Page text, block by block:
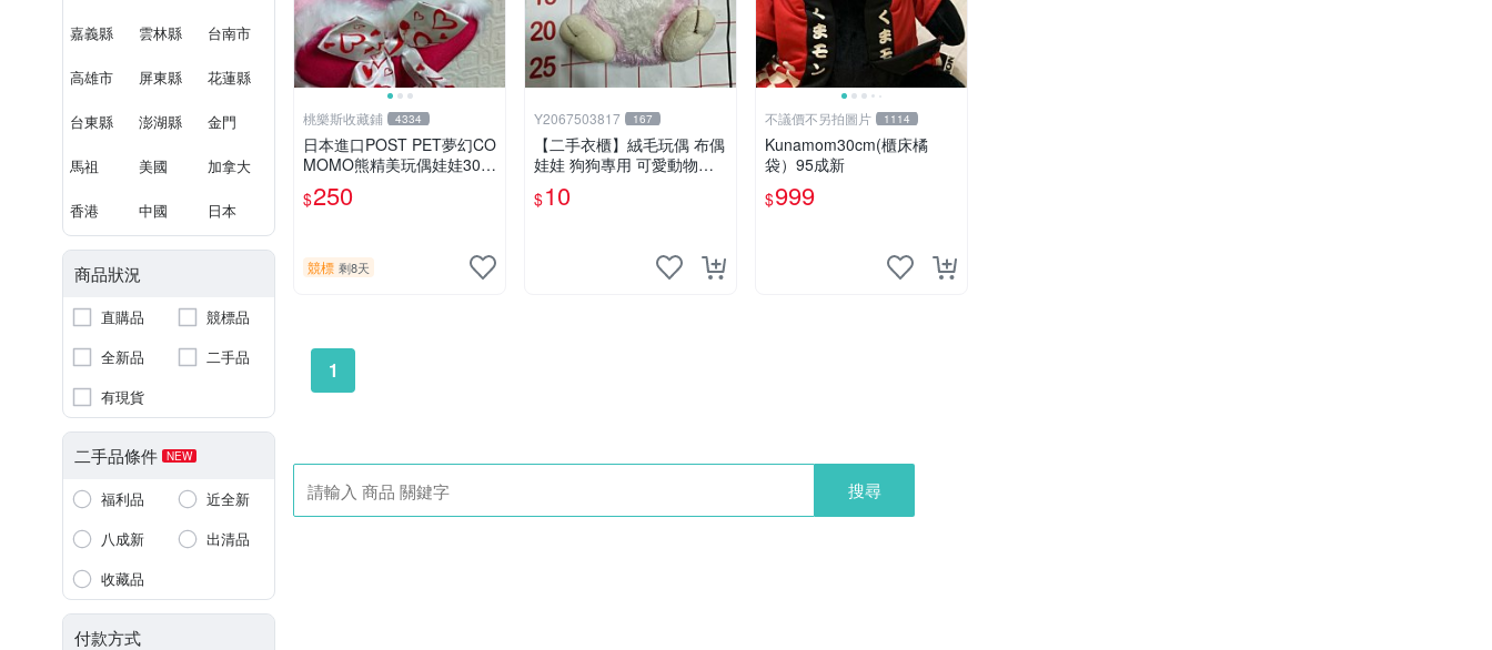
嘉義縣 雲林縣 台南市
高雄市 屏東縣 花蓮縣
台東縣 澎湖縣 金門
馬祖 美國 加拿大
香港 中國 日本
商品狀況
直購品
競標品
全新品
二手品
有現貨
二手品條件 NEW
福利品
近全新
八成新
出清品
收藏品
付款方式
桃樂斯收藏鋪 4334
日本進口POST PET夢幻CO
MOMO熊精美玩偶娃娃30c
m
$250
競標 剩8天
Y2067503817 167
【二手衣櫃】絨毛玩偶 布偶
娃娃 狗狗專用 可愛動物系
列 耐咬耐磨玩具 玩偶 粉紅
熊寵物玩具 1120929
$10
不議價不另拍圖片 1114
Kunamom30cm(櫃床橘
袋）95成新
$999
1
搜尋